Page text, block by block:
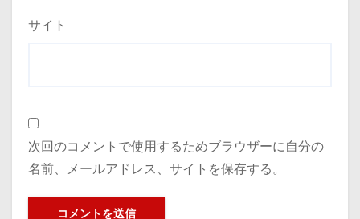
サイト
次回のコメントで使用するためブラウザーに自分の
名前、メールアドレス、サイトを保存する。